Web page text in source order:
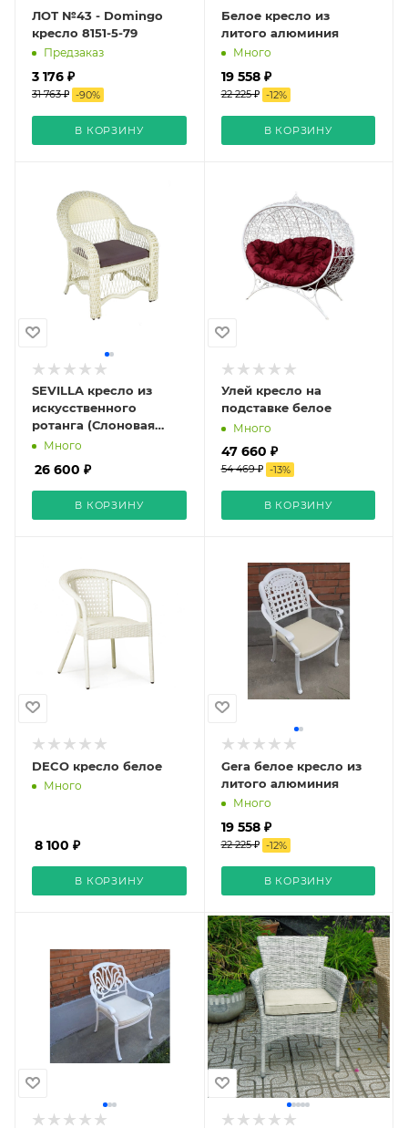
ЛОТ №43 - Domingo
кресло 8151-5-79
Предзаказ
3 176 ₽
31 763 ₽ -90%
В КОРЗИНУ
Белое кресло из
литого алюминия
Много
19 558 ₽
22 225 ₽ -12%
В КОРЗИНУ
SEVILLA кресло из
искусственного
ротанга (Слоновая
кость)
Много
26 600 ₽
В КОРЗИНУ
Улей кресло на
подставке белое
Много
47 660 ₽
54 469 ₽ -13%
В КОРЗИНУ
DECO кресло белое
Много
8 100 ₽
В КОРЗИНУ
Gera белое кресло из
литого алюминия
Много
19 558 ₽
22 225 ₽ -12%
В КОРЗИНУ